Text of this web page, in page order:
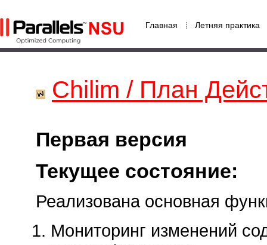
Главная Летняя практика
Chilim / План
Первая версия
Текущее состояние:
Реализована основная
Мониторинг изменений